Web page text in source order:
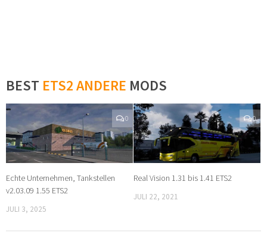
BEST ETS2 ANDERE MODS
0
Echte Unternehmen, Tankstellen
v2.03.09 1.55 ETS2
JULI 3, 2025
0
Real Vision 1.31 bis 1.41 ETS2
JULI 22, 2021